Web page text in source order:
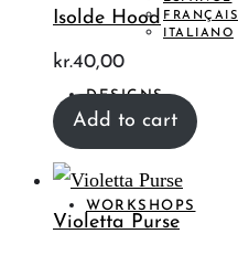
FRANÇAIS
ITALIANO
DESIGNS
WORKSHOPS
Isolde Hood
kr.40,00
Add to cart
Violetta Purse